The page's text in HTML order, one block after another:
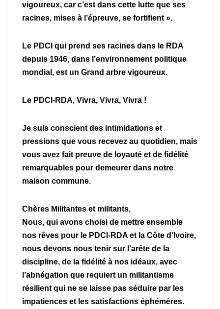
vigoureux, car c’est dans cette lutte que ses
racines, mises à l’épreuve, se fortifient ».
Le PDCI qui prend ses racines dans le RDA
depuis 1946, dans l’environnement politique
mondial, est un Grand arbre vigoureux.
Le PDCI-RDA, Vivra, Vivra, Vivra !
Je suis conscient des intimidations et
pressions que vous recevez au quotidien, mais
vous avez fait preuve de loyauté et de fidélité
remarquables pour demeurer dans notre
maison commune.
Chères Militantes et militants,
Nous, qui avons choisi de mettre ensemble
nos rêves pour le PDCI-RDA et la Côte d’Ivoire,
nous devons nous tenir sur l’arête de la
discipline, de la fidélité à nos idéaux, avec
l’abnégation que requiert un militantisme
résilient qui ne se laisse pas séduire par les
impatiences et les satisfactions éphémères.